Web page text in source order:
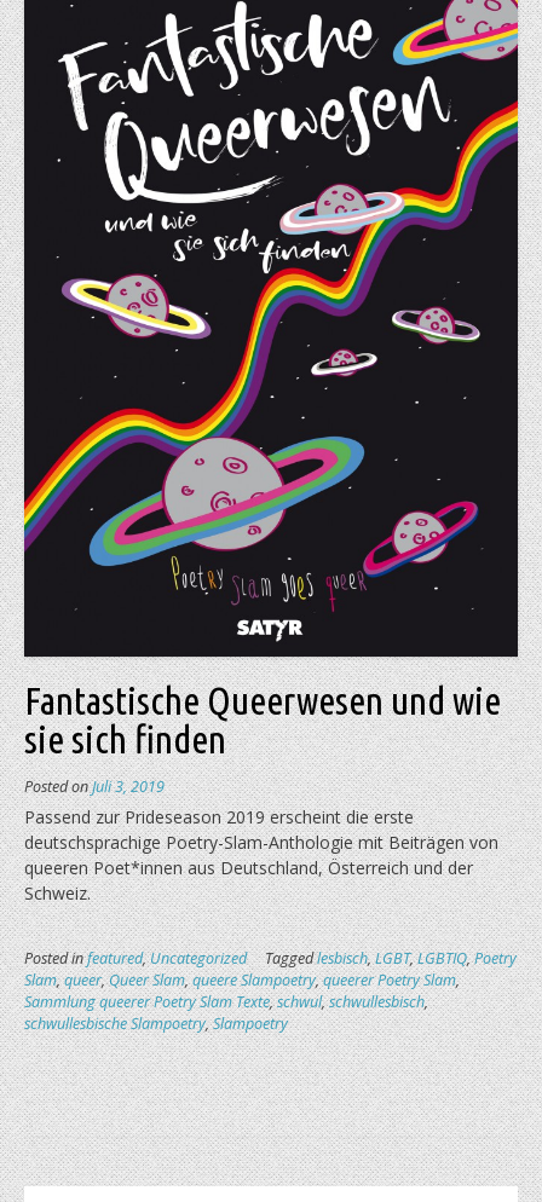
Fantastische Queerwesen und wie
sie sich finden
Posted onJuli 3, 2019
Passend zur Prideseason 2019 erscheint die erste
deutschsprachige Poetry-Slam-Anthologie mit Beiträgen von
queeren Poet*innen aus Deutschland, Österreich und der
Schweiz.
Posted infeatured,Uncategorized Taggedlesbisch,LGBT,LGBTIQ,Poetry
Slam,queer,Queer Slam,queere Slampoetry,queerer Poetry Slam,
Sammlung queerer Poetry Slam Texte,schwul,schwullesbisch,
schwullesbische Slampoetry,Slampoetry